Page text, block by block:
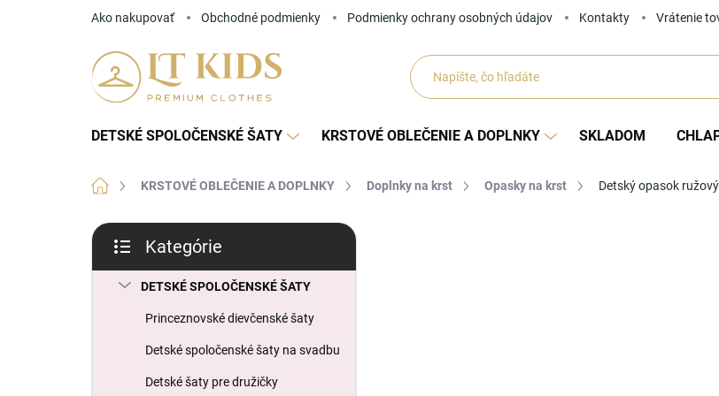
Ako nakupovať Obchodné podmienky Podmienky ochrany osobných údajov Kontakty Vrátenie
DETSKÉ SPOLOČENSKÉ ŠATY KRSTOVÉ OBLEČENIE A DOPLNKY SKLADOM
DomovKRSTOVÉ OBLEČENIE A DOPLNKY Doplnky na krst Opasky na krst Detský opasok
B
č
kategórie
Kategórie
DETSKÉ SPOLOČENSKÉ ŠATY
Princeznovské dievčenské šaty
Detské spoločenské šaty na svadbu
Detské šaty pre družičky